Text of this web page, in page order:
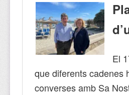
El
que diferents cadenes
converses amb Sa